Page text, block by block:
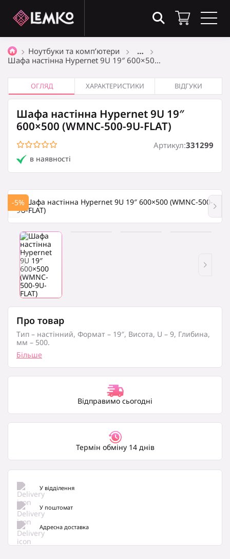
Товари в кошику(0)
Кошик порожній
0₴
Оформити замовлення
Ноутбуки та комп’ютери
…
Шафа настінна Hypernet 9U 19″ 600×50…
ОГЛЯД ХАРАКТЕРИСТИКИ ВІДГУКИ
Шафа настінна Hypernet 9U 19″
600×500 (WMNC-500-9U-FLAT)
в наявності
Артикул:331299
-5%
Про товар
Тип – настінний, Формат – 19″, Висота, U – 9, Глибина,
мм – 500.
Більше
Відправимо сьогодні
Термін обміну 14 днів
У відділення
У поштомат
Адресна доставка